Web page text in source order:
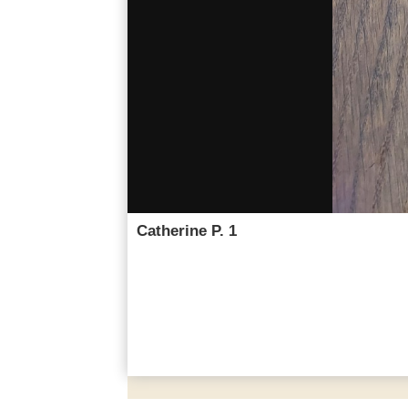
Catherine P. 1